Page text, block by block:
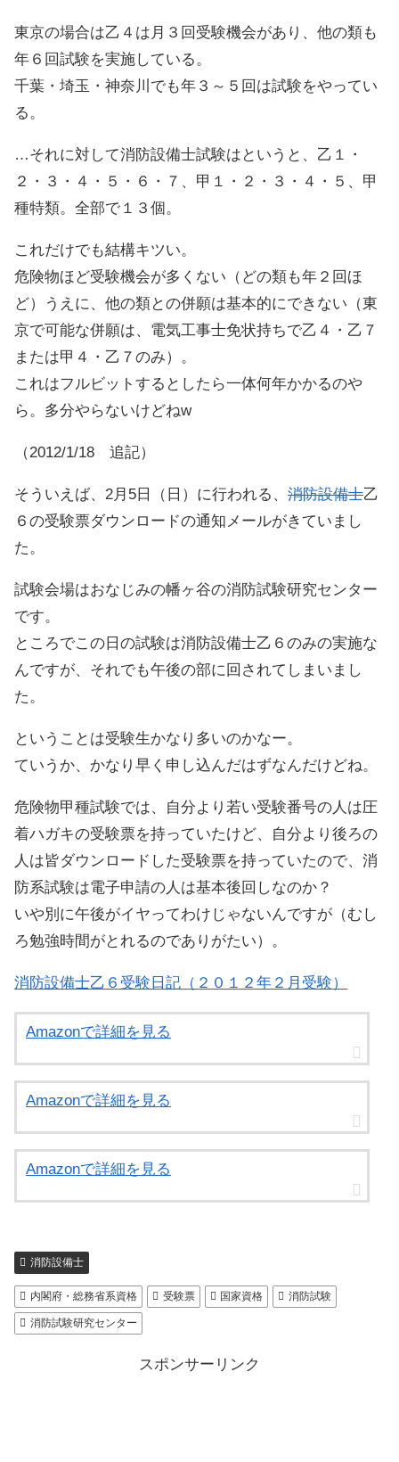
東京の場合は乙４は月３回受験機会があり、他の類も
年６回試験を実施している。
千葉・埼玉・神奈川でも年３～５回は試験をやってい
る。
…それに対して消防設備士試験はというと、乙１・
２・３・４・５・６・７、甲１・２・３・４・５、甲
種特類。全部で１３個。
これだけでも結構キツい。
危険物ほど受験機会が多くない（どの類も年２回ほ
ど）うえに、他の類との併願は基本的にできない（東
京で可能な併願は、電気工事士免状持ちで乙４・乙７
または甲４・乙７のみ）。
これはフルビットするとしたら一体何年かかるのや
ら。多分やらないけどねw
（2012/1/18 追記）
そういえば、2月5日（日）に行われる、 消防設備士乙
６の受験票ダウンロードの通知メールがきていまし
た。
試験会場はおなじみの幡ヶ谷の消防試験研究センター
です。
ところでこの日の試験は消防設備士乙６のみの実施な
んですが、それでも午後の部に回されてしまいまし
た。
ということは受験生かなり多いのかなー。
ていうか、かなり早く申し込んだはずなんだけどね。
危険物甲種試験では、自分より若い受験番号の人は圧
着ハガキの受験票を持っていたけど、自分より後ろの
人は皆ダウンロードした受験票を持っていたので、消
防系試験は電子申請の人は基本後回しなのか？
いや別に午後がイヤってわけじゃないんですが（むし
ろ勉強時間がとれるのでありがたい）。
消防設備士乙６受験日記（２０１２年２月受験）
Amazonで詳細を見る
Amazonで詳細を見る
Amazonで詳細を見る
消防設備士
内閣府・総務省系資格 受験票 国家資格 消防試験
消防試験研究センター
スポンサーリンク